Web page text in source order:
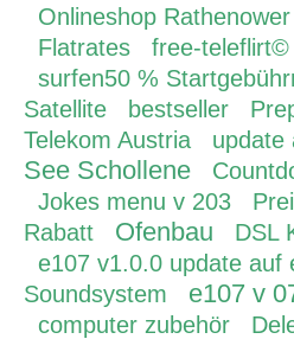
Onlineshop
Flatrates
free-teleflirt©
surfen50 %
Satellite bestseller
Telekom Austria
update
See Schollene
Jokes menu v 203
Rabatt
Ofenbau DSL
e107 v1.0.0 update auf
Soundsystem e107 v
computer zubehör